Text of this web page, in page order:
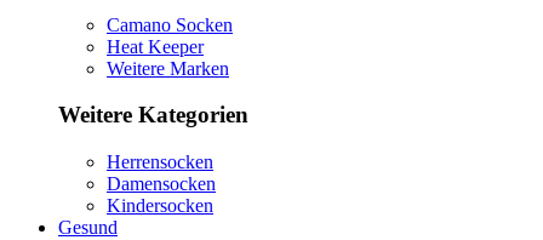
Camano Socken
Heat Keeper
Weitere Marken
Weitere Kategorien
Herrensocken
Damensocken
Kindersocken
Gesund